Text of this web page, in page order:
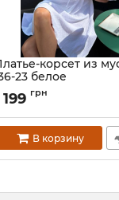
корсет из
23 белое
136-23-belyi-XS
199 грн
В корзину